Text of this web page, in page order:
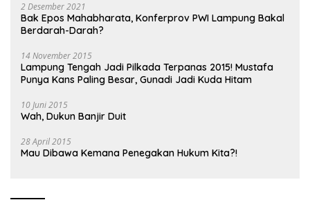
2 Desember 2021
Bak Epos Mahabharata, Konferprov PWI Lampung Bakal
Berdarah-Darah?
14 November 2015
Lampung Tengah Jadi Pilkada Terpanas 2015! Mustafa
Punya Kans Paling Besar, Gunadi Jadi Kuda Hitam
10 Juni 2015
Wah, Dukun Banjir Duit
28 April 2015
Mau Dibawa Kemana Penegakan Hukum Kita?!